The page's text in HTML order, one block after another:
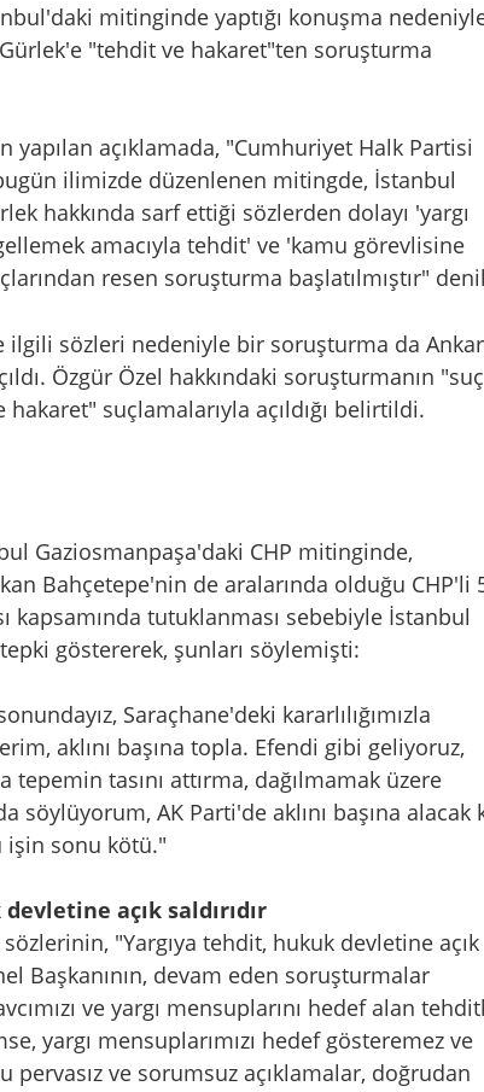
mitinginde yaptığı konuşma
"tehdit ve hakaret"ten soruşturma
yapılan açıklamada, "Cumhuriyet Halk Partisi
ilimizde düzenlenen mitingde, İstanbul
hakkında sarf ettiği sözlerden dolayı 'yargı
amacıyla tehdit' ve 'kamu görevlisine
resen soruşturma başlatılmıştır"
ilgili sözleri nedeniyle bir soruşturma da
Özgür Özel hakkındaki soruşturmanın "suç
suçlamalarıyla açıldığı belirtildi.
Gaziosmanpaşa'daki CHP mitinginde,
Bahçetepe'nin de aralarında olduğu CHP'li
kapsamında tutuklanması sebebiyle İstanbul
göstererek, şunları söylemişti:
Saraçhane'deki kararlılığımızla
aklını başına topla. Efendi gibi geliyoruz,
tepemin tasını attırma, dağılmamak üzere
söylüyorum, AK Parti'de aklını başına alacak
işin sonu kötü."
açık saldırıdır
"Yargıya tehdit, hukuk devletine açık
Başkanının, devam eden soruşturmalar
ve yargı mensuplarını hedef alan
yargı mensuplarımızı hedef gösteremez ve
pervasız ve sorumsuz açıklamalar, doğrudan